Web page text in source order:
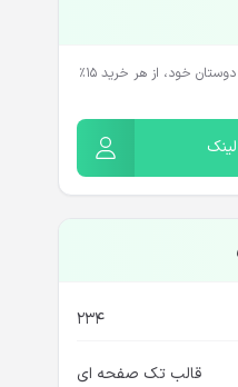
با معرفی این محصول به دوستان خود، از هر خرید ۱۵٪
234
قالب تک صفحه ای